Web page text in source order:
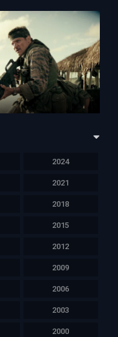
2024
2021
2018
2015
2012
2009
2006
2003
2000